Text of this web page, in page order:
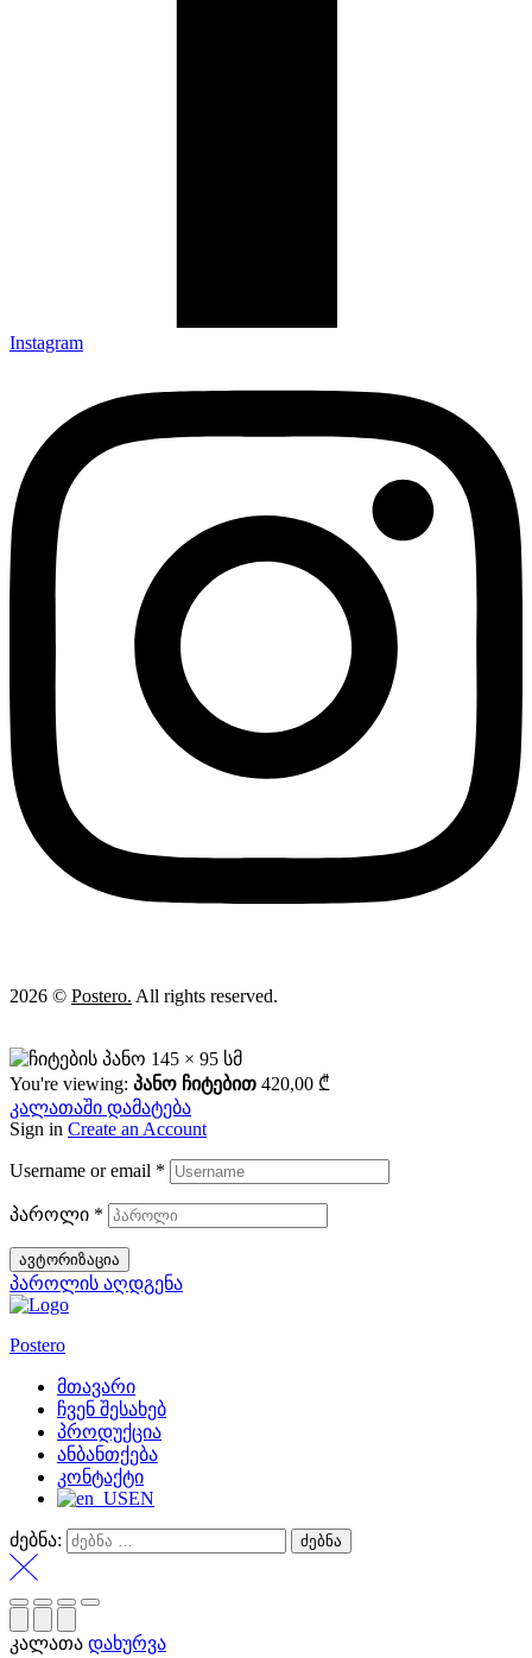
Instagram
2026 © Postero. All rights reserved.
You're viewing: პანო ჩიტებით 420,00 ₾
კალათაში დამატება
Sign in Create an Account
Username or email *
პაროლი *
ავტორიზაცია
პაროლის აღდგენა
Postero
მთავარი
ჩვენ შესახებ
პროდუქცია
ანბანთქება
კონტაქტი
EN
ძებნა:
კალათა დახურვა